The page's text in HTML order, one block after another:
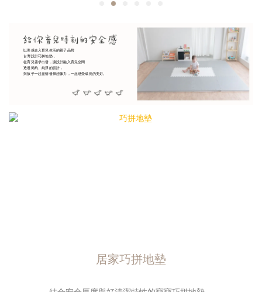
以美感走入育兒生活的親子品牌
台灣設計巧拼地墊，
從育兒需求出發，讓設計融入育兒空間
透過簡約、純淨的設計，
居家巧拼地墊